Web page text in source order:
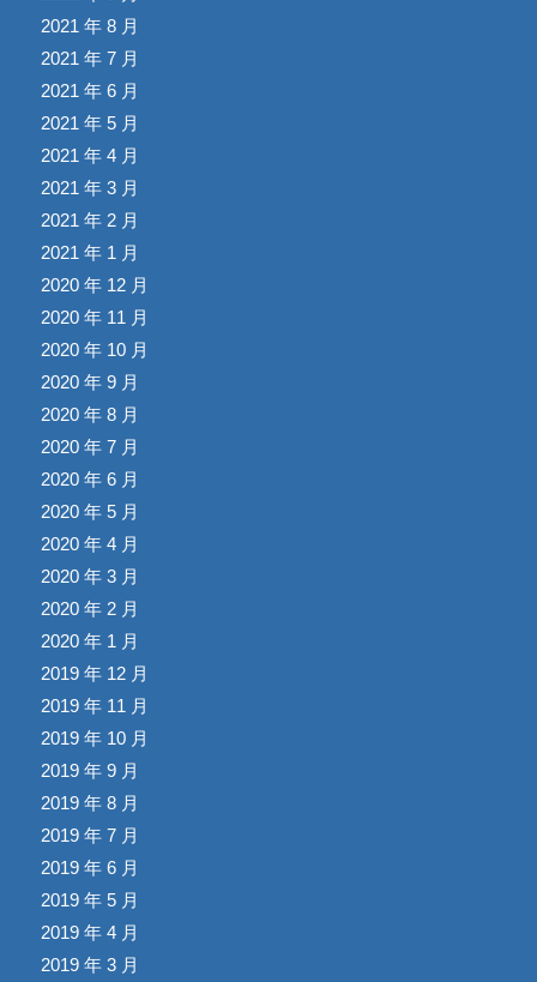
2021 年 8 月
2021 年 7 月
2021 年 6 月
2021 年 5 月
2021 年 4 月
2021 年 3 月
2021 年 2 月
2021 年 1 月
2020 年 12 月
2020 年 11 月
2020 年 10 月
2020 年 9 月
2020 年 8 月
2020 年 7 月
2020 年 6 月
2020 年 5 月
2020 年 4 月
2020 年 3 月
2020 年 2 月
2020 年 1 月
2019 年 12 月
2019 年 11 月
2019 年 10 月
2019 年 9 月
2019 年 8 月
2019 年 7 月
2019 年 6 月
2019 年 5 月
2019 年 4 月
2019 年 3 月